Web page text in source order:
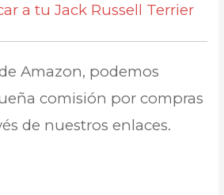
a tu Jack Russell Terrier
Amazon, podemos
comisión por compras
de nuestros enlaces.